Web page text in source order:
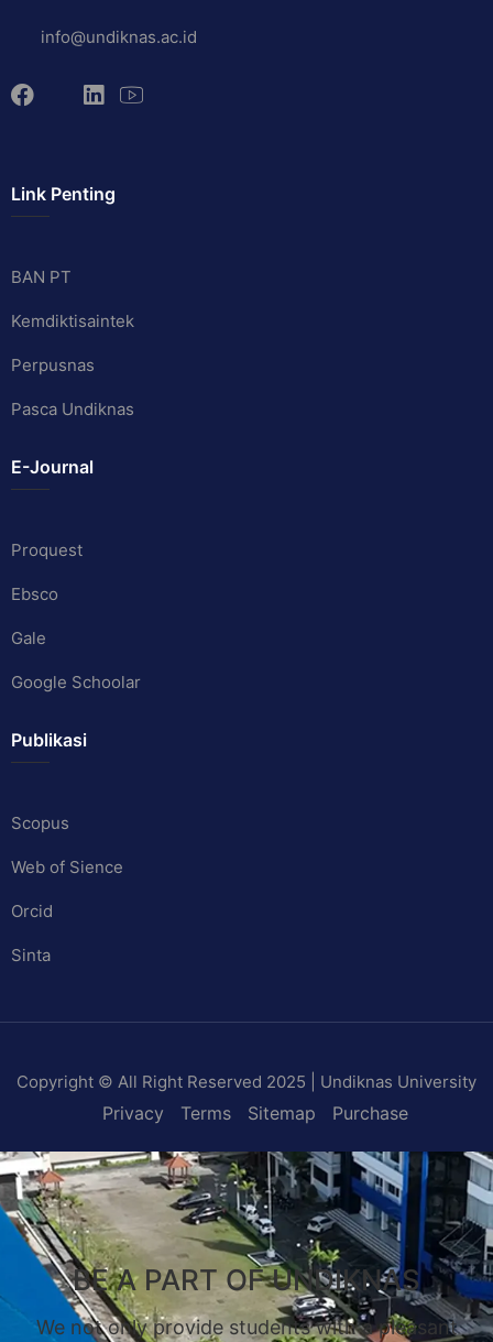
info@undiknas.ac.id
Link Penting
BAN PT
Kemdiktisaintek
Perpusnas
Pasca Undiknas
E-Journal
Proquest
Ebsco
Gale
Google Schoolar
Publikasi
Scopus
Web of Sience
Orcid
Sinta
Copyright © All Right Reserved 2025 | Undiknas University
Privacy Terms Sitemap Purchase
BE A PART OF UNDIKNAS
We not only provide students with a pleasant